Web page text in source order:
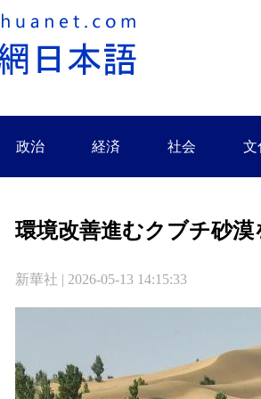
政治 経済 社会 文
環境改善進むクブチ砂
新華社 | 2026-05-13 14:15:33